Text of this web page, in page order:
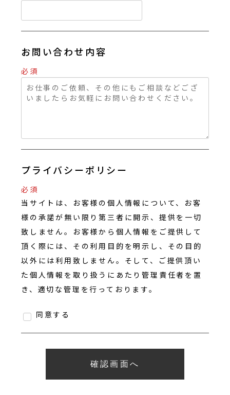
お問い合わせ内容
必須
プライバシーポリシー
必須
当サイトは、お客様の個人情報について、お客
様の承諾が無い限り第三者に開示、提供を一切
致しません。お客様から個人情報をご提供して
頂く際には、その利用目的を明示し、その目的
以外には利用致しません。そして、ご提供頂い
た個人情報を取り扱うにあたり管理責任者を置
き、適切な管理を行っております。
同意する
確認画面へ